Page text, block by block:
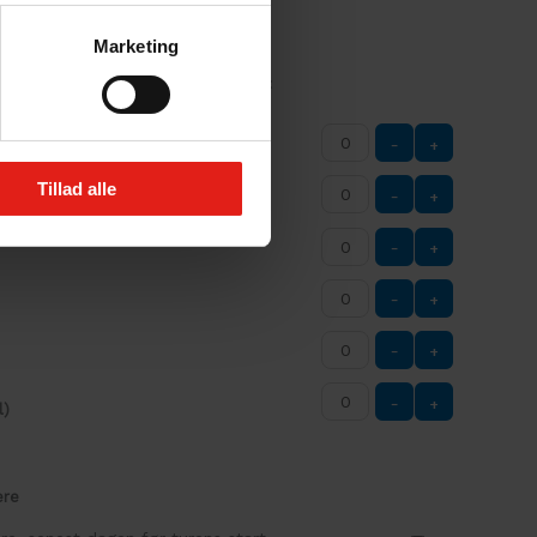
Marketing
Tillad alle
sejlende – vælg antal herunder:
- +
- +
- +
- +
- +
- +